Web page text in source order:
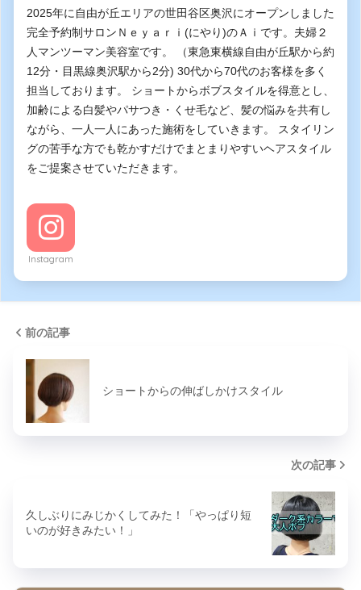
2025年に自由が丘エリアの世田谷区奥沢にオープンしました
完全予約制サロンＮｅｙａｒｉ(にやり)のＡｉです。夫婦２
人マンツーマン美容室です。 （東急東横線自由が丘駅から約
12分・目黒線奥沢駅から2分) 30代から70代のお客様を多く
担当しております。 ショートからボブスタイルを得意とし、
加齢による白髪やパサつき・くせ毛など、髪の悩みを共有し
ながら、一人一人にあった施術をしていきます。 スタイリン
グの苦手な方でも乾かすだけでまとまりやすいヘアスタイル
をご提案させていただきます。
Instagram
前の記事
ショートからの伸ばしかけスタイル
次の記事
久しぶりにみじかくしてみた！「やっぱり短
いのが好きみたい！」